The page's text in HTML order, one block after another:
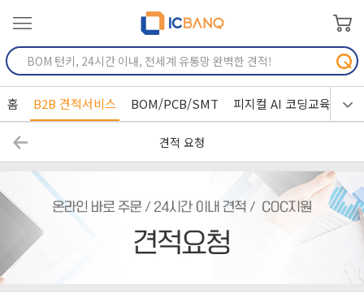
홈 B2B 견적서비스 BOM/PCB/SMT 피지컬 AI 코딩교육
견적 요청